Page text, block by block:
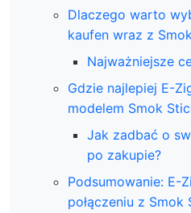
Dlaczego warto
kaufen wraz z
Najważniejsze
Gdzie najlepiej E-
modelem Smok
Jak zadbać o
po zakupie?
Podsumowanie: E-
połączeniu z Smok